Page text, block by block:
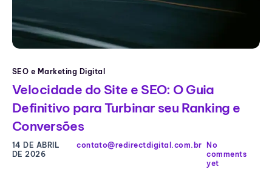
SEO e Marketing Digital
Velocidade do Site e SEO: O Guia
Definitivo para Turbinar seu Ranking e
Conversões
14 DE ABRIL
DE 2026
contato@redirectdigital.com.br
No
comments
yet